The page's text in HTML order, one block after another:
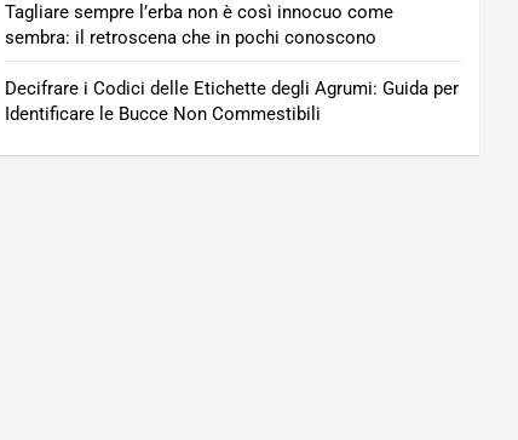
Tagliare sempre l’erba non è così innocuo come
sembra: il retroscena che in pochi conoscono
Decifrare i Codici delle Etichette degli Agrumi: Guida per
Identificare le Bucce Non Commestibili